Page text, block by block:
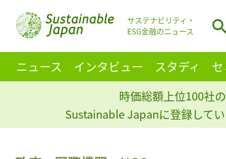
サステナビリティ・
ESG金融のニュース
ニュース インタビュー スタディ
時価総額上位100社
Sustainable Japanに登録して